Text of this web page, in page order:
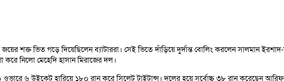
জয়ের শক্ত ভিত গড়ে দিয়েছিলেন ব্যাটাররা। সেই ভিতে দাঁড়িয়ে দুর্দান্ত বোলিং করলেন সালমান
করে নিলো মেহেদি হাসান মিরাজের দল।
ওভারে ৬ উইকেট হারিয়ে ১৮০ রান করে সিলেট টাইটান্স। দলের হয়ে সর্বোচ্চ ৩৮ রান করেছেন